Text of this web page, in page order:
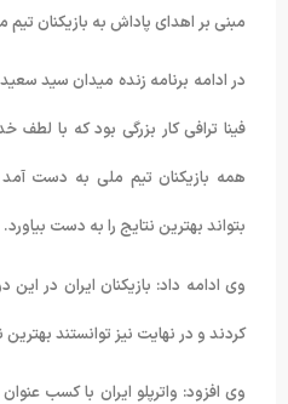
مبنی بر اهدای پاداش به بازیکنان تیم
در ادامه برنامه زنده میدان سید
فینا ترافی کار بزرگی بود که با لطف
همه بازیکنان تیم ملی به دست آمد و
بتواند بهترین نتایج را به دست بیاورد.
وی ادامه داد: بازیکنان ایران در
کردند و در نهایت نیز توانستند
وی افزود: واترپلو ایران با کسب